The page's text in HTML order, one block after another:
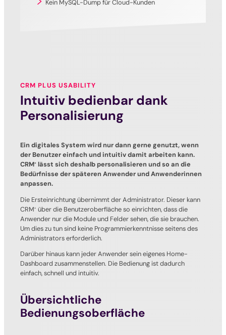
Kein MySQL-Dump für Cloud-Kunden
CRM PLUS USABILITY
Intuitiv bedienbar dank
Personalisierung
Ein digitales System wird nur dann gerne genutzt, wenn
der Benutzer einfach und intuitiv damit arbeiten kann.
CRM+ lässt sich deshalb personalisieren und so an die
Bedürfnisse der späteren Anwender und Anwenderinnen
anpassen.
Die Ersteinrichtung übernimmt der Administrator. Dieser kann
CRM+ über die Benutzeroberfläche so einrichten, dass die
Anwender nur die Module und Felder sehen, die sie brauchen.
Um dies zu tun sind keine Programmierkenntnisse seitens des
Administrators erforderlich.
Darüber hinaus kann jeder Anwender sein eigenes Home-
Dashboard zusammenstellen. Die Bedienung ist dadurch
einfach, schnell und intuitiv.
Übersichtliche
Bedienungsoberfläche